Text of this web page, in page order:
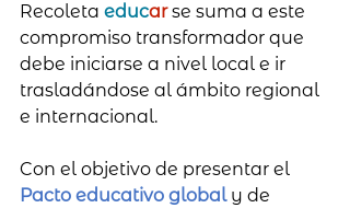
Recoleta educar se suma a este
compromiso transformador que
debe iniciarse a nivel local e ir
trasladándose al ámbito regional
e internacional.
Con el objetivo de presentar el
Pacto educativo global y de